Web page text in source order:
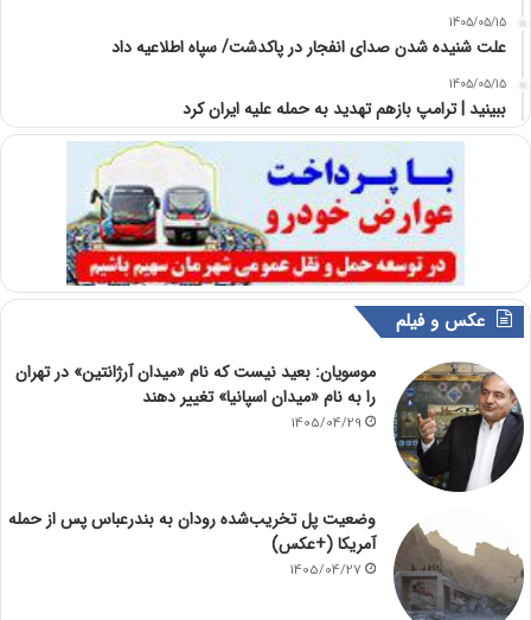
1405/05/15
علت شنیده شدن صدای انفجار در پاکدشت/ سپاه اطلاعیه داد
1405/05/15
ببینید | ترامپ بازهم تهدید به حمله علیه ایران کرد
عکس و فیلم
موسویان: بعید نیست که نام «میدان آرژانتین» در تهران
را به نام «میدان اسپانیا» تغییر دهند
1405/04/29
وضعیت پل تخریب‌شده رودان به بندرعباس پس از حمله
آمریکا (+عکس)
1405/04/27